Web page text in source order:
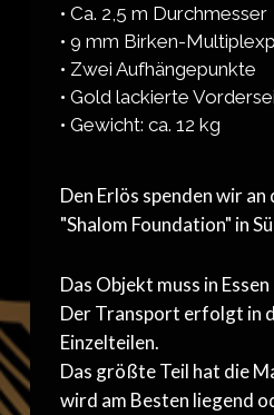
• Ca. 2,5 m Durchmesser
• 9 mm Birken-
• Zwei Aufhängepunkte
• Gold lackierte
• Gewicht: ca. 12 kg
Den Erlös spenden wir
"Shalom Foundation" in
Das Objekt muss in
Der Transport erfolgt in
Einzelteilen.
Das größte Teil hat die
wird am Besten liegend